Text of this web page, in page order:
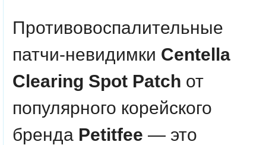
Противовоспалительные
патчи-невидимки Centella
Clearing Spot Patch от
популярного корейского
бренда Petitfee — это